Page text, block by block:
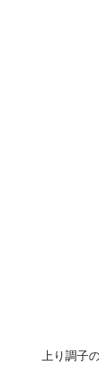
上り調子